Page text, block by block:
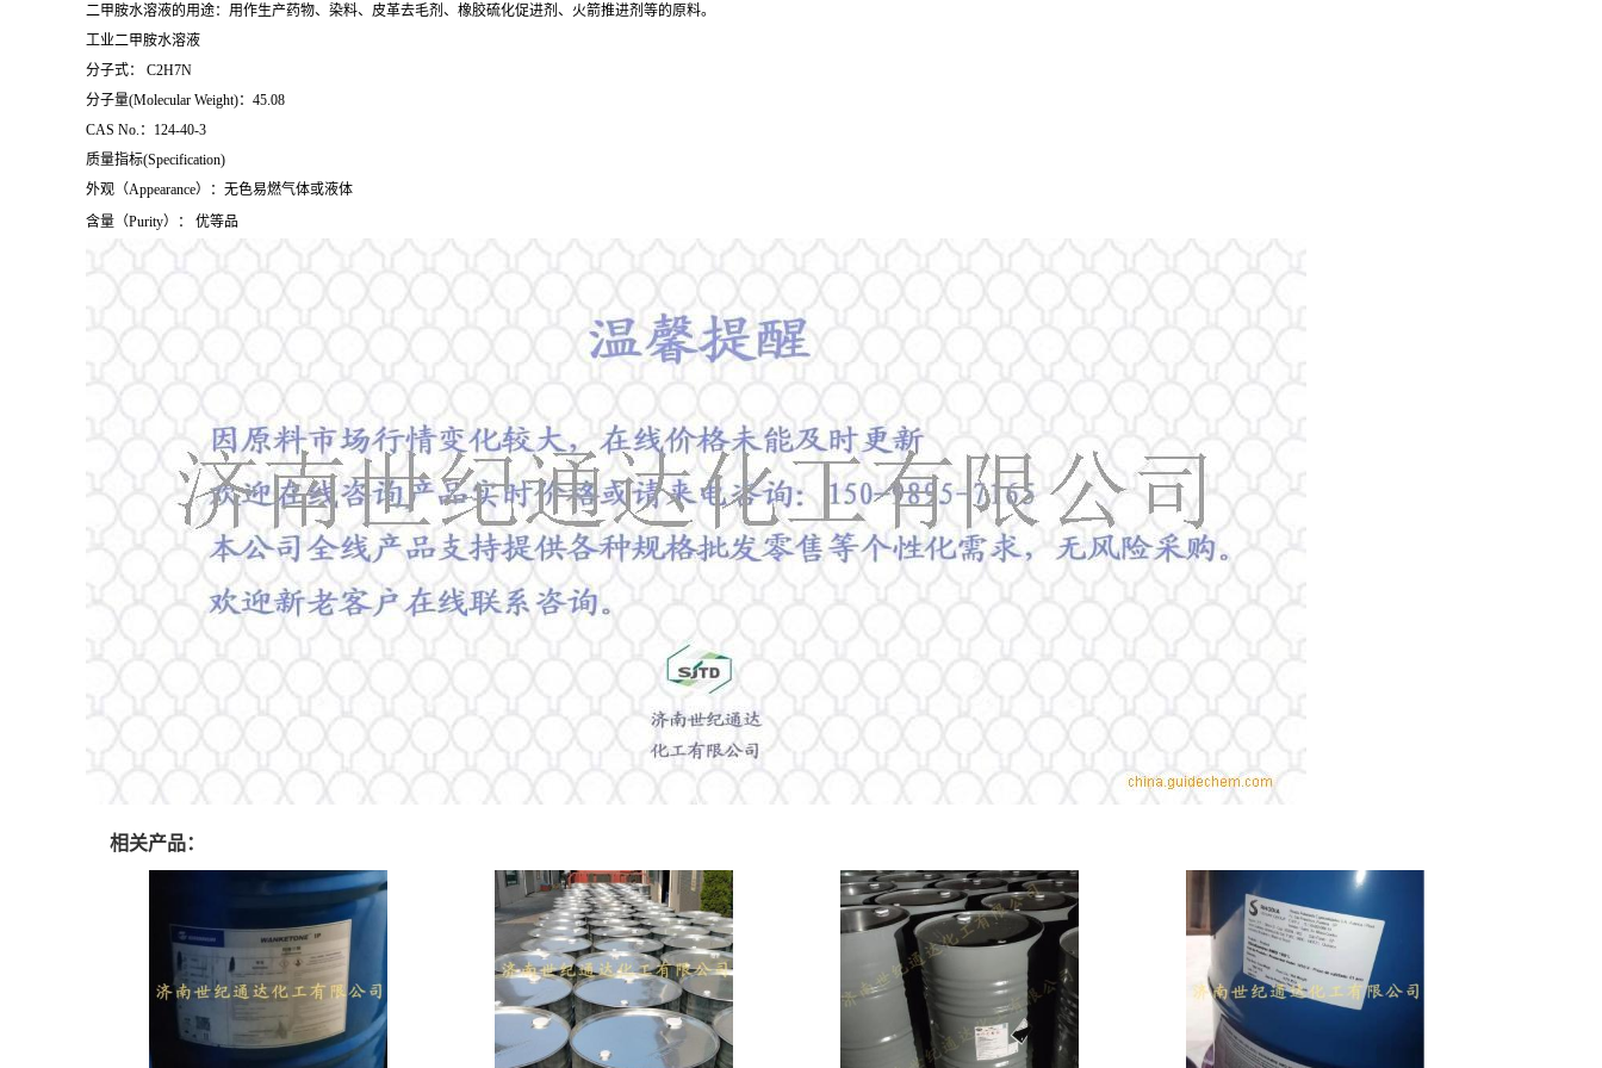
二甲胺水溶液的用途：用作生产药物、染料、皮革去毛剂、橡胶硫化促进剂、火箭推进剂等的原料。
工业二甲胺水溶液
分子式： C2H7N
分子量(Molecular Weight)：45.08
CAS No.：124-40-3
质量指标(Specification)
外观（Appearance）：无色易燃气体或液体
含量（Purity）： 优等品
相关产品：